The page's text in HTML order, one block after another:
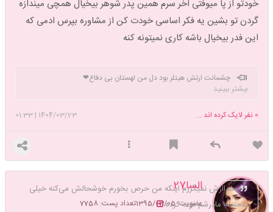
خودتو از پا میوفتی اخر سرم همین پدر شوهر بیخیال همچی میندازه
گردن تو بشین یه فکر اساسی خودت کن از مشاوره بپرس ادمی که
این فدر بیخیال باشه کاری نمیتونه کنه
چشمانت ارتش هیتلر بود دل من لهستان بی دفاع❤
بیشتر ببینید
1404/03/23
|
01:33 0 نفر لایک کرده اند ...
السا27
عضویت: 1395/03/05 تعداد پست: 7758
بخداازش نمیگزرم اینکه من حرص بخورم خوشحالش می‌کنه خیلی
بدحنسه مادرشم فوت کرده